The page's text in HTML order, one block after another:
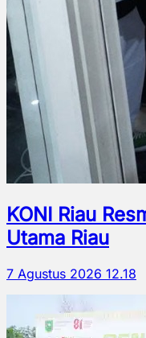
KONI Riau
Utama Riau
7 Agustus 2026 12.18